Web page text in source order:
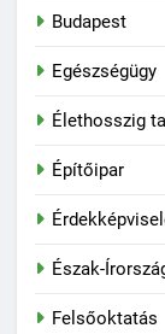
Budapest
Egészségügy
Élethosszig
Építőipar
Észak-
Felsőoktatás